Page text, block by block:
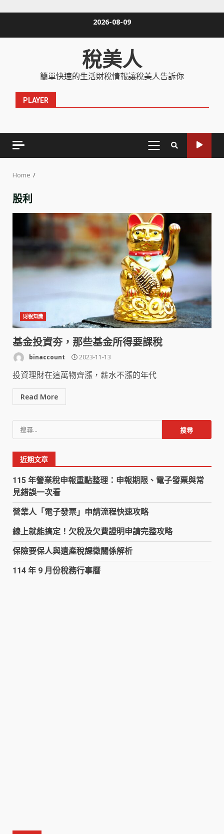
2026-08-09
稅美人
簡單快速的生活財稅情報讓稅美人告訴你
PLAYER
PRIMARY
Home
股利
財稅知識
基金投資夯，那些基金所得要課稅
binaccount 2023-11-13
投資理財在這萬物齊漲，薪水不漲的年代
Read More
尋
關
近期文章
115 年營業稅申報重點整理：申報期限、電子發票與常
見錯誤一次看
營業人「電子發票」申請流程快速攻略
線上就能搞定！欠稅及欠費證明申請完整攻略
保險要保人與遺產稅課徵關係解析
114 年 9 月份稅務行事曆